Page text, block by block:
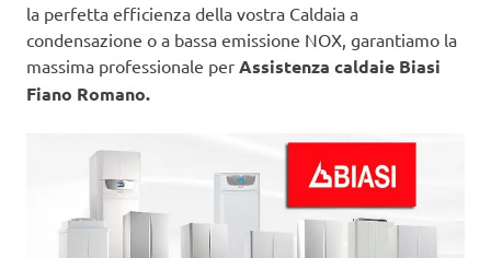
la perfetta efficienza della vostra Caldaia a
condensazione o a bassa emissione NOX, garantiamo la
massima professionale per Assistenza caldaie Biasi
Fiano Romano.